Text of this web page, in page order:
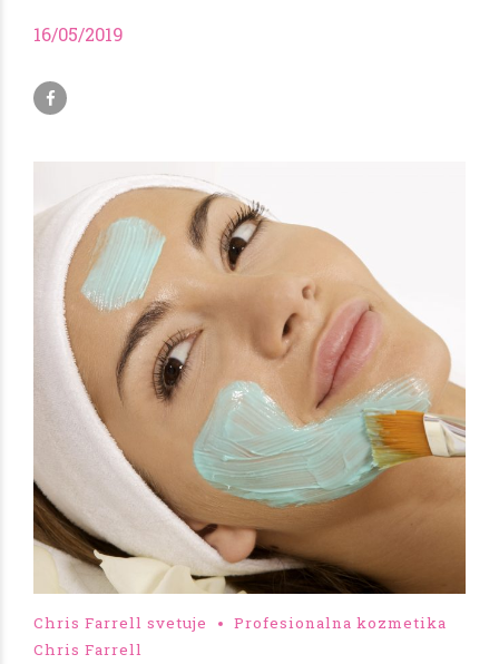
16/05/2019
Chris Farrell svetuje
Profesionalna kozmetika
Chris Farrell